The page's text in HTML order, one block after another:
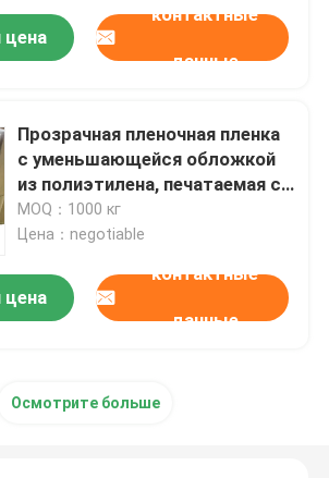
контактные
данные
Прозрачная пленочная пленка
с уменьшающейся обложкой
из полиэтилена, печатаемая с
уменьшающейся обложкой
MOQ：1000 кг
Цена：negotiable
контактные
данные
Осмотрите больше